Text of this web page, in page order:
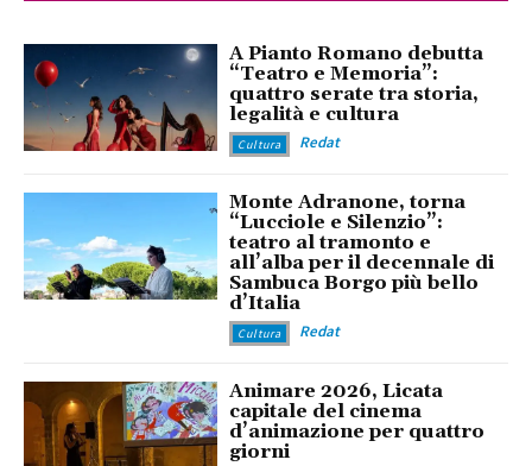
A Pianto Romano debutta
“Teatro e Memoria”:
quattro serate tra storia,
legalità e cultura
Cultura Redat
Monte Adranone, torna
“Lucciole e Silenzio”:
teatro al tramonto e
all’alba per il decennale di
Sambuca Borgo più bello
d’Italia
Cultura Redat
Animare 2026, Licata
capitale del cinema
d’animazione per quattro
giorni